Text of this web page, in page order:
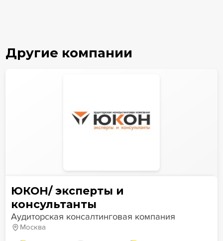
Другие компании
ЮКОН/ эксперты и
консультанты
Аудиторская консалтинговая компания
Москва